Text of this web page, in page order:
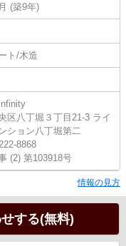
(築9年)
ト/木造
区八丁堀３丁目21-3 ライ
ション八丁堀第二
8868
(2) 第103918号
情報の見方
する(無料)